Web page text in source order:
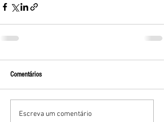
Comentários
Escreva um comentário